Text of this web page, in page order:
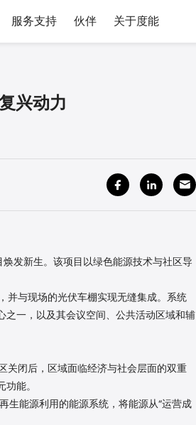
服务支持 伙伴 关于度能
兴动力
发新生。该项目以绿色能源技术与社区导
并与现场的光伏车棚实现无缝集成。系统
一，以及其会议空间、公共活动区域和辅
关闭后，区域面临经济与社会层面的双重
功能。
生能源利用的能源系统，将能源从“运营成